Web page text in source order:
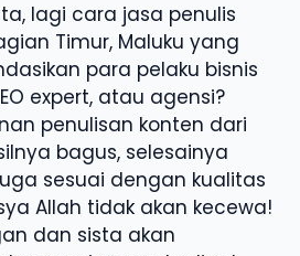
lagi cara jasa penulis
Timur, Maluku yang
para pelaku bisnis
expert, atau agensi?
penulisan konten dari
bagus, selesainya
sesuai dengan kualitas
Allah tidak akan kecewa!
dan sista akan